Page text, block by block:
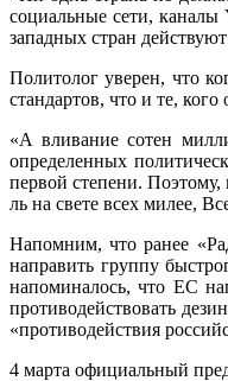
социальные сети,
западных стран
Политолог уверен, что
стандартов, что и те,
«А вливание сотен
определенных
первой степени. Поэтому,
ль на свете всех милее,
Напомним, что ранее
направить группу
напоминалось, что ЕС
противодействовать
«противодействия
4 марта официальный